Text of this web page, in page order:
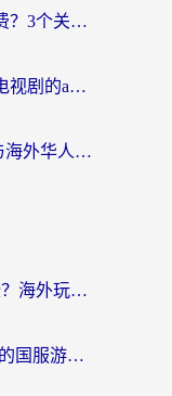
在国外怎么看国内的电视剧免费？3个关键步骤+1款靠谱加速器帮你搞定
海外党必看：在海外看国内的电视剧的app选对了吗？3步解决地域限制烦恼
在海外如何看CCTV？留学生与海外华人的实用回国加速指南
国外打冒险岛2的加速器有哪些？海外玩家国服畅玩全攻略（附实测推荐）
巴西怎么玩光·遇？海外党必看的国服游戏加速器选择指南（附3款热门游戏实测）